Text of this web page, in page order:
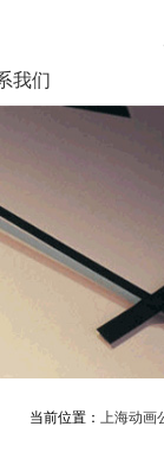
我们
当前位置： 上海动画